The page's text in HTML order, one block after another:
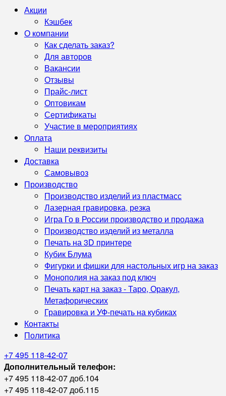
Акции
Кэшбек
О компании
Как сделать заказ?
Для авторов
Вакансии
Отзывы
Прайс-лист
Оптовикам
Сертификаты
Участие в мероприятиях
Оплата
Наши реквизиты
Доставка
Самовывоз
Производство
Производство изделий из пластмасс
Лазерная гравировка, резка
Игра Го в России производство и продажа
Производство изделий из металла
Печать на 3D принтере
Кубик Блума
Фигурки и фишки для настольных игр на заказ
Монополия на заказ под ключ
Печать карт на заказ - Таро, Оракул,
Метафорических
Гравировка и УФ‑печать на кубиках
Контакты
Политика
+7 495 118-42-07
Дополнительный телефон:
+7 495 118-42-07 доб.104
+7 495 118-42-07 доб.115